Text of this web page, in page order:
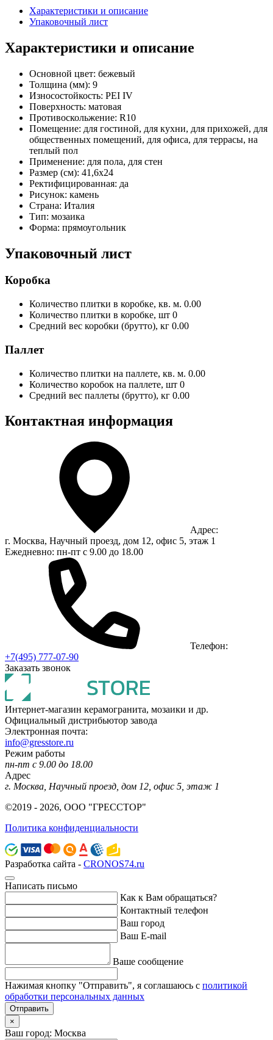
Характеристики и описание
Упаковочный лист
Характеристики и описание
Основной цвет: бежевый
Толщина (мм): 9
Износостойкость: PEI IV
Поверхность: матовая
Противоскольжение: R10
Помещение: для гостиной, для кухни, для прихожей, для
общественных помещений, для офиса, для террасы, на
теплый пол
Применение: для пола, для стен
Размер (см): 41,6x24
Ректифицированная: да
Рисунок: камень
Страна: Италия
Тип: мозаика
Форма: прямоугольник
Упаковочный лист
Коробка
Количество плитки в коробке, кв. м. 0.00
Количество плитки в коробке, шт 0
Средний вес коробки (брутто), кг 0.00
Паллет
Количество плитки на паллете, кв. м. 0.00
Количество коробок на паллете, шт 0
Средний вес паллеты (брутто), кг 0.00
Контактная информация
Адрес:
г. Москва, Научный проезд, дом 12, офис 5, этаж 1
Ежедневно: пн-пт с 9.00 до 18.00
Телефон:
+7(495) 777-07-90
Заказать звонок
Интернет-магазин керамогранита, мозаики и др.
Официальный дистрибьютор завода
Электронная почта:
info@gresstore.ru
Режим работы
пн-пт с 9.00 до 18.00
Адрес
г. Москва, Научный проезд, дом 12, офис 5, этаж 1
©2019 - 2026, ООО "ГРЕССТОР"
Политика конфиденциальности
Разработка сайта - CRONOS74.ru
Написать письмо
Как к Вам обращаться?
Контактный телефон
Ваш город
Ваш E-mail
Ваше сообщение
Нажимая кнопку "Отправить", я соглашаюсь с политикой
обработки персональных данных
Отправить
×
Ваш город: Москва